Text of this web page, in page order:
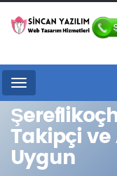
Menu
Takipçi ve
Uygun